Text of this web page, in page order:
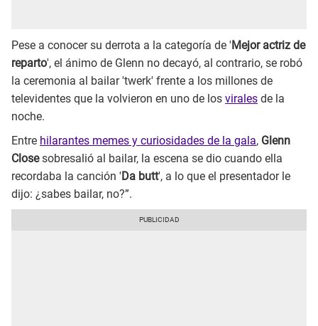
Pese a conocer su derrota a la categoría de 'Mejor actriz de
reparto', el ánimo de Glenn no decayó, al contrario, se robó
la ceremonia al bailar 'twerk' frente a los millones de
televidentes que la volvieron en uno de los virales de la
noche.
Entre hilarantes memes y curiosidades de la gala, Glenn
Closesobresalió al bailar, la escena se dio cuando ella
recordaba la canción 'Da butt', a lo que el presentador le
dijo: ¿sabes bailar, no?”.